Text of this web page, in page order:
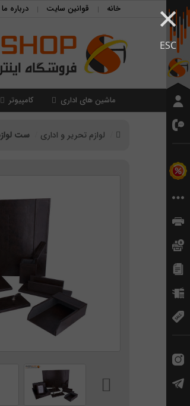
×
ESC
خانه قوانین سایت درباره ما
ماشین های اداری کامپیوتر
لوازم تحریر و اداری ست لوازم